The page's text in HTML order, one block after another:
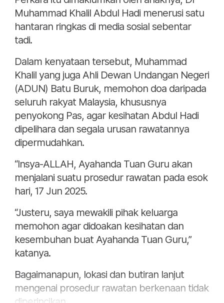
Muhammad Khalil Abdul Hadi menerusi satu
hantaran ringkas di media sosial sebentar
tadi.
Dalam kenyataan tersebut, Muhammad
Khalil yang juga Ahli Dewan Undangan Negeri
(ADUN) Batu Buruk, memohon doa daripada
seluruh rakyat Malaysia, khususnya
penyokong Pas, agar kesihatan Abdul Hadi
dipelihara dan segala urusan rawatannya
dipermudahkan.
“Insya-ALLAH, Ayahanda Tuan Guru akan
menjalani suatu prosedur rawatan pada esok
hari, 17 Jun 2025.
“Justeru, saya mewakili pihak keluarga
memohon agar didoakan kesihatan dan
kesembuhan buat Ayahanda Tuan Guru,”
katanya.
Bagaimanapun, lokasi dan butiran lanjut
mengenai prosedur rawatan berkenaan tidak